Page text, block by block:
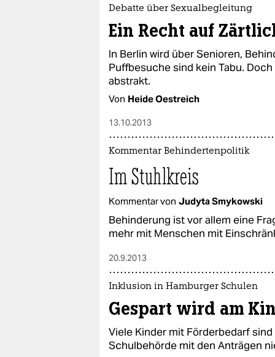
epaper login
Debatte über Sexualbegleitung
Ein Recht auf
In Berlin wird über Senioren,
Puffbesuche sind kein Tabu.
abstrakt.
Von Heide Oestreich
13.10.2013
Kommentar Behindertenpolitik
Im Stuhlkreis
Kommentar von Judyta Smykowski
Behinderung ist vor allem eine
mehr mit Menschen mit
20.9.2013
Inklusion in Hamburger Schulen
Gespart wird am
Viele Kinder mit Förderbedarf
Schulbehörde mit den Anträgen